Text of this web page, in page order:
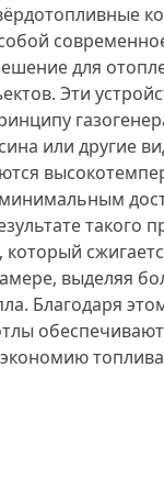
для
Эти
или другие
такого
который
выделяя
Благодаря